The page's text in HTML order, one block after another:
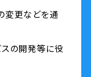
変更などを通
スの開発等に役